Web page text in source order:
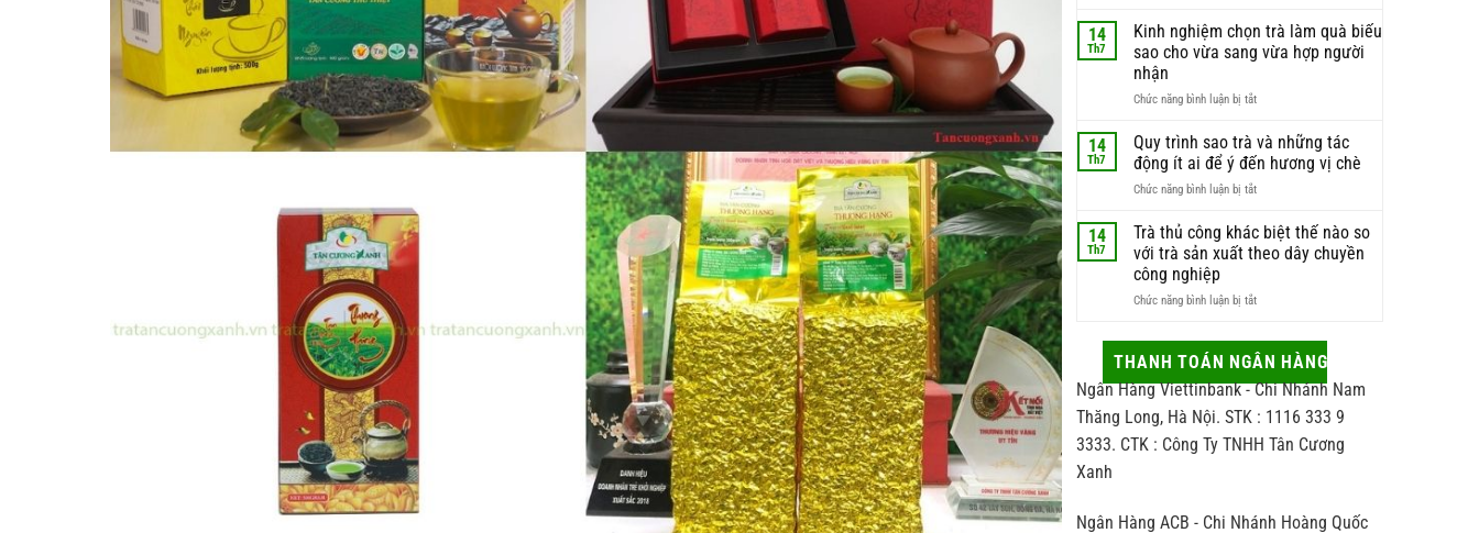
phần
nguyên
liệu
luôn
giới
sành
săn
đúng
thời
điểm
trà
có
được
búp
trà
lượng
nhất
14
Th7
Kinh nghiệm chọn trà làm quà biếu
sao cho vừa sang vừa hợp người
nhận
Chức năng bình luận bị tắtở
nghiệm
chọn
trà
làm
biếu
sao
sang
hợp
người
14
Th7
Quy trình sao trà và những tác
động ít ai để ý đến hương vị chè
Chức năng bình luận bị tắtở
trình
sao
trà
những
động
ít
để
ý
hương
14
Th7
Trà thủ công khác biệt thế nào so
với trà sản xuất theo dây chuyền
công nghiệp
Chức năng bình luận bị tắtở
công
biệt
thế
so
xuất
THANH TOÁN NGÂN HÀNG
Ngân Hàng Viettinbank - Chi Nhánh Nam
Thăng Long, Hà Nội. STK : 1116 333 9
3333. CTK : Công Ty TNHH Tân Cương
Xanh
Ngân Hàng ACB - Chi Nhánh Hoàng Quốc